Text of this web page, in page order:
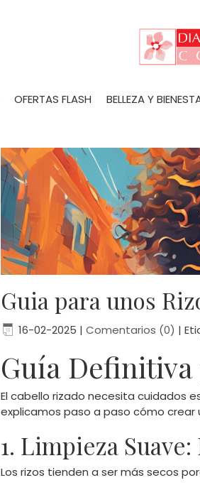
OFERTAS FLASH BELLEZA Y
Guia para unos
16-02-2025 | Comentarios (0) |
Guía Definitiva
El cabello rizado necesita cuidados
explicamos paso a paso cómo
1. Limpieza
Los rizos tienden a ser más secos